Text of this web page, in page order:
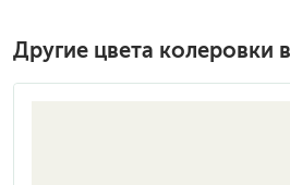
Другие цвета колеровки